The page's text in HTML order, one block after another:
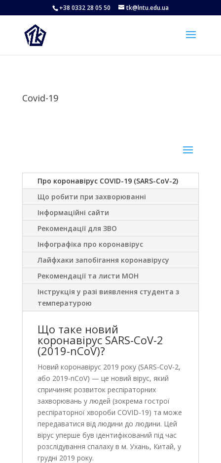
+38 0332 28 05 50 tk@lntu.edu.ua
Covid-19
Про коронавірус COVID-19 (SARS-CoV-2)
Що робити при захворюванні
Інформаційні сайти
Рекомендації для ЗВО
Інфографіка про коронавірус
Лайфхаки запобігання коронавірусу
Рекомендації та листи МОН
Інструкція у разі виявлення студента з
температурою
Що таке новий
коронавірус SARS-CoV-2
(2019-nCoV)?
Новий коронавірус 2019 року (SARS-CoV-2,
або 2019-nCoV) — це новий вірус, який
спричиняє розвиток респіраторних
захворювань у людей (зокрема гострої
респіраторної хвороби COVID-19) та може
передаватися від людини до людини. Цей
вірус уперше був ідентифікований під час
розслідування спалаху в м. Ухань, Китай, у
грудні 2019 року.